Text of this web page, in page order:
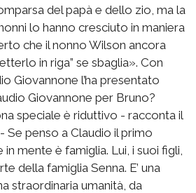
del papà e dello zio, ma la
lo hanno cresciuto in maniera
che il nonno Wilson ancora
in riga” se sbaglia». Con
Giovannone l’ha presentato
Giovannone per Bruno?
speciale è riduttivo - racconta il
Se penso a Claudio il primo
mente è famiglia. Lui, i suoi figli,
della famiglia Senna. E’ una
straordinaria umanità, da